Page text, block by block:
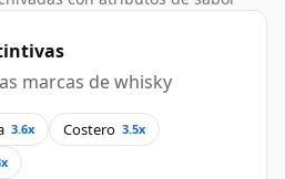
marcas de whisky
3.6x Costero 3.5x